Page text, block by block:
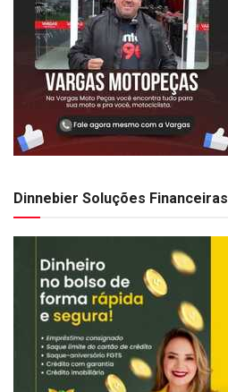
Dinnebier Soluções Financeiras